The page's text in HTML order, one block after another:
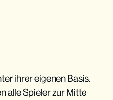
ihrer eigenen Basis.
alle Spieler zur Mitte